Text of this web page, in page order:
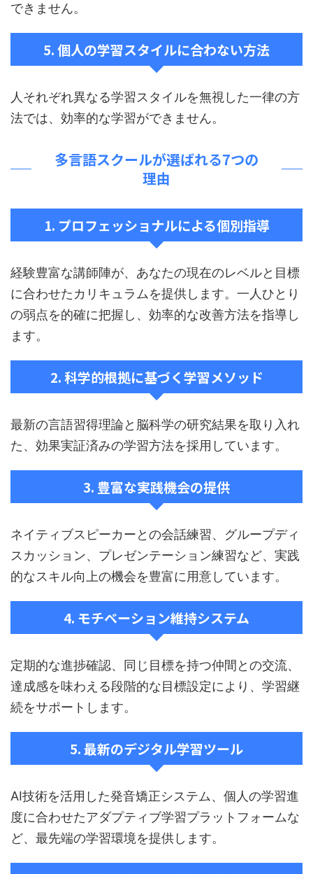
できません。
5. 個人の学習スタイルに合わない方法
人それぞれ異なる学習スタイルを無視した一律の方
法では、効率的な学習ができません。
多言語スクールが選ばれる7つの
理由
1. プロフェッショナルによる個別指導
経験豊富な講師陣が、あなたの現在のレベルと目標
に合わせたカリキュラムを提供します。一人ひとり
の弱点を的確に把握し、効率的な改善方法を指導し
ます。
2. 科学的根拠に基づく学習メソッド
最新の言語習得理論と脳科学の研究結果を取り入れ
た、効果実証済みの学習方法を採用しています。
3. 豊富な実践機会の提供
ネイティブスピーカーとの会話練習、グループディ
スカッション、プレゼンテーション練習など、実践
的なスキル向上の機会を豊富に用意しています。
4. モチベーション維持システム
定期的な進捗確認、同じ目標を持つ仲間との交流、
達成感を味わえる段階的な目標設定により、学習継
続をサポートします。
5. 最新のデジタル学習ツール
AI技術を活用した発音矯正システム、個人の学習進
度に合わせたアダプティブ学習プラットフォームな
ど、最先端の学習環境を提供します。